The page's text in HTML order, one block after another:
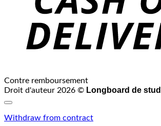
Contre remboursement
Droit d'auteur 2026 © Longboard de
Withdraw from contract